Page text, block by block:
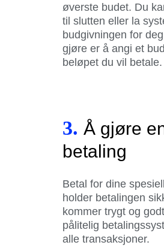
øverste budet. Du
til slutten eller la
budgivningen for
gjøre er å angi et
beløpet du vil betale.
3. Å gjøre
betaling
Betal for dine
holder betalingen
kommer trygt og
pålitelig
alle transaksjoner.